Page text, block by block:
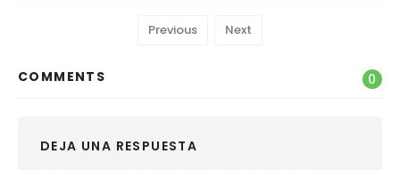
Previous Next
COMMENTS 0
DEJA UNA RESPUESTA